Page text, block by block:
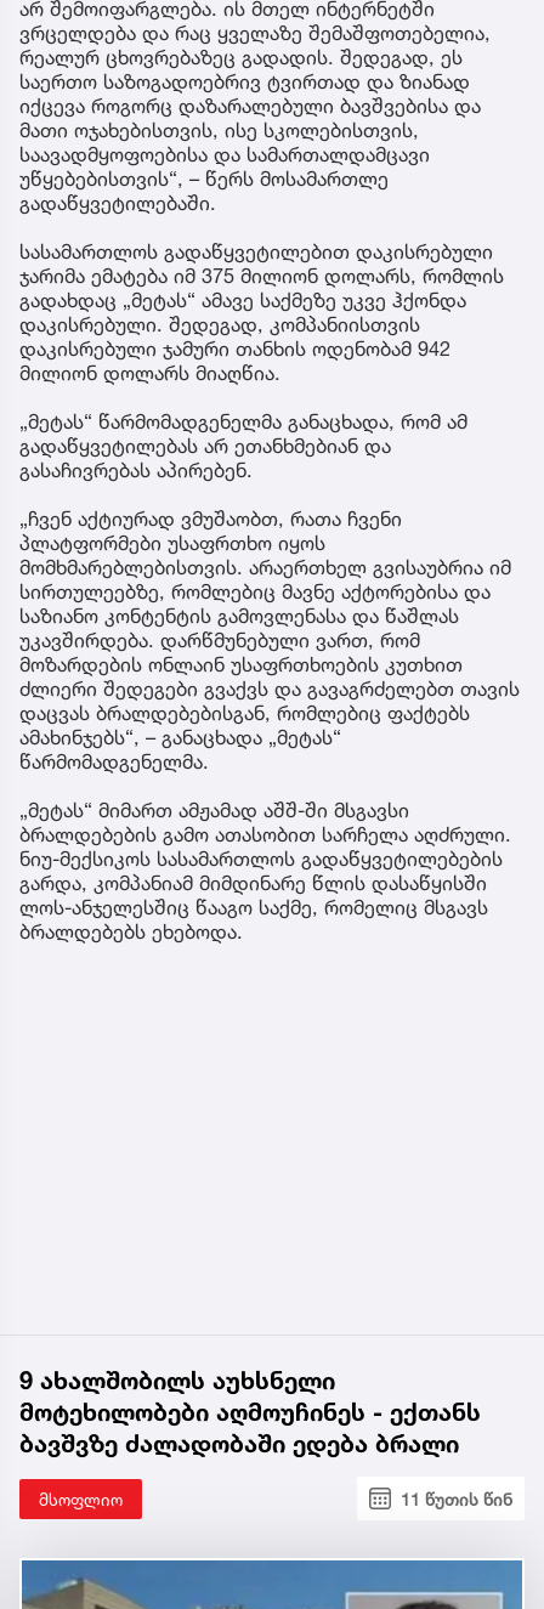
არ შემოიფარგლება. ის მთელ ინტერნეტში
ვრცელდება და რაც ყველაზე შემაშფოთებელია,
რეალურ ცხოვრებაზეც გადადის. შედეგად, ეს
საერთო საზოგადოებრივ ტვირთად და ზიანად
იქცევა როგორც დაზარალებული ბავშვებისა და
მათი ოჯახებისთვის, ისე სკოლებისთვის,
საავადმყოფოებისა და სამართალდამცავი
უწყებებისთვის“, – წერს მოსამართლე
გადაწყვეტილებაში.
სასამართლოს გადაწყვეტილებით დაკისრებული
ჯარიმა ემატება იმ 375 მილიონ დოლარს, რომლის
გადახდაც „მეტას“ ამავე საქმეზე უკვე ჰქონდა
დაკისრებული. შედეგად, კომპანიისთვის
დაკისრებული ჯამური თანხის ოდენობამ 942
მილიონ დოლარს მიაღწია.
„მეტას“ წარმომადგენელმა განაცხადა, რომ ამ
გადაწყვეტილებას არ ეთანხმებიან და
გასაჩივრებას აპირებენ.
„ჩვენ აქტიურად ვმუშაობთ, რათა ჩვენი
პლატფორმები უსაფრთხო იყოს
მომხმარებლებისთვის. არაერთხელ გვისაუბრია იმ
სირთულეებზე, რომლებიც მავნე აქტორებისა და
საზიანო კონტენტის გამოვლენასა და წაშლას
უკავშირდება. დარწმუნებული ვართ, რომ
მოზარდების ონლაინ უსაფრთხოების კუთხით
ძლიერი შედეგები გვაქვს და გავაგრძელებთ თავის
დაცვას ბრალდებებისგან, რომლებიც ფაქტებს
ამახინჯებს“, – განაცხადა „მეტას“
წარმომადგენელმა.
„მეტას“ მიმართ ამჟამად აშშ-ში მსგავსი
ბრალდებების გამო ათასობით სარჩელა აღძრული.
ნიუ-მექსიკოს სასამართლოს გადაწყვეტილებების
გარდა, კომპანიამ მიმდინარე წლის დასაწყისში
ლოს-ანჯელესშიც წააგო საქმე, რომელიც მსგავს
ბრალდებებს ეხებოდა.
9 ახალშობილს აუხსნელი
მოტეხილობები აღმოუჩინეს - ექთანს
ბავშვზე ძალადობაში ედება ბრალი
მსოფლიო 11 წუთის წინ